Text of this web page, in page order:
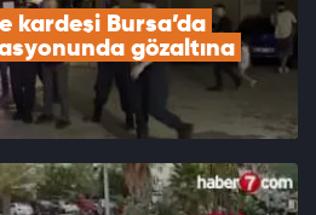
kardeşi Bursa’da
gözaltına